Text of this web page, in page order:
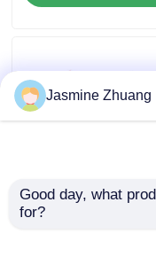
KONTAKTIEREN
Angebot anfordern
40 Zoll
Jasmine Zhuang
Good day, what
for?